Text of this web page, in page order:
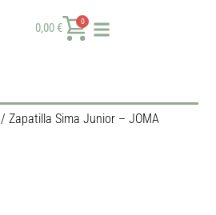
0,00€ 0
/ Zapatilla Sima Junior – JOMA